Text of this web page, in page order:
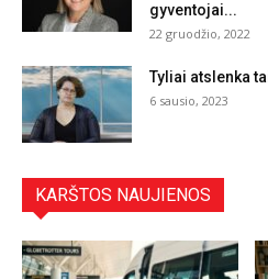
gyventojai...
22 gruodžio, 2022
Tyliai atslenka
6 sausio, 2023
KARŠTOS NAUJIENOS